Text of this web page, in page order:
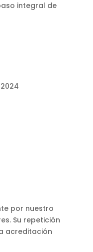
integral de
por nuestro
Su repetición
acreditación